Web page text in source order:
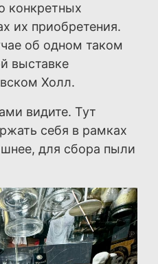
конкретных
их приобретения.
об одном таком
выставке
Холл.
видите. Тут
себя в рамках
для сбора пыли